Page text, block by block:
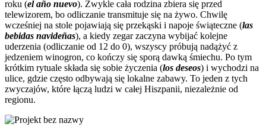
roku (el año nuevo). Zwykle cała rodzina zbiera się przed
telewizorem, bo odliczanie transmituje się na żywo. Chwilę
wcześniej na stole pojawiają się przekąski i napoje świąteczne (las
bebidas navideñas), a kiedy zegar zaczyna wybijać kolejne
uderzenia (odliczanie od 12 do 0), wszyscy próbują nadążyć z
jedzeniem winogron, co kończy się sporą dawką śmiechu. Po tym
krótkim rytuale składa się sobie życzenia (los deseos) i wychodzi na
ulice, gdzie często odbywają się lokalne zabawy. To jeden z tych
zwyczajów, które łączą ludzi w całej Hiszpanii, niezależnie od
regionu.